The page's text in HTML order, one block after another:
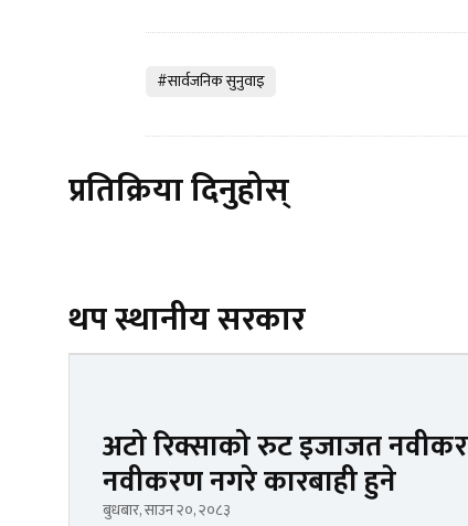
#सार्वजनिक सुनुवाइ
प्रतिक्रिया दिनुहोस्
थप स्थानीय सरकार
अटो रिक्साको रुट इजाजत
नवीकरण नगरे कारबाही हुने
बुधबार, साउन २०, २०८३